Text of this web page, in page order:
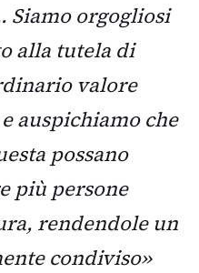
Siamo orgogliosi
alla tutela di
valore
auspichiamo che
possano
più persone
rendendole un
condiviso»